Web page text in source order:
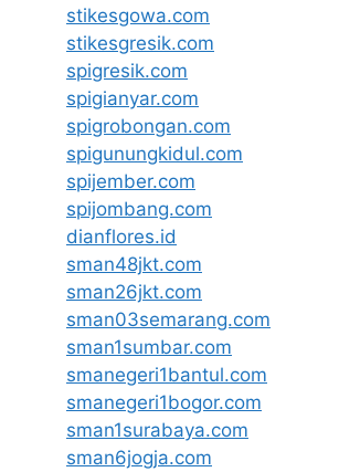
stikesgowa.com
stikesgresik.com
spigresik.com
spigianyar.com
spigrobongan.com
spigunungkidul.com
spijember.com
spijombang.com
dianflores.id
sman48jkt.com
sman26jkt.com
sman03semarang.com
sman1sumbar.com
smanegeri1bantul.com
smanegeri1bogor.com
sman1surabaya.com
sman6jogja.com